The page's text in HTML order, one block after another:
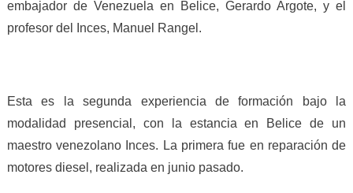
embajador de Venezuela en Belice, Gerardo Argote, y el
profesor del Inces, Manuel Rangel.
Esta es la segunda experiencia de formación bajo la
modalidad presencial, con la estancia en Belice de un
maestro venezolano Inces. La primera fue en reparación de
motores diesel, realizada en junio pasado.